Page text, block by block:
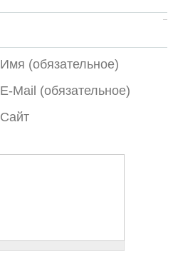
Имя (обязательное)
E-Mail (обязательное)
Сайт